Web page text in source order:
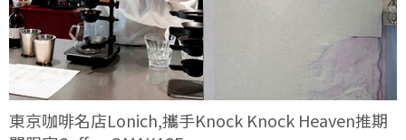
東京咖啡名店Lonich,攜手Knock Knock Heaven推期